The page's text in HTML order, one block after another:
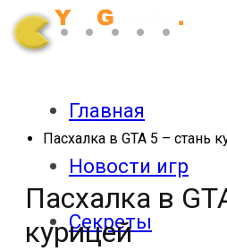
Главная
Новости игр
Секреты
Пасхалка в GTA 5 – стань
Пасхалка в
курицей